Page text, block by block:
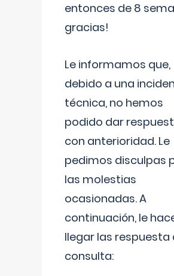
entonces de 8
gracias!
Le informamos que,
debido a una
técnica, no hemos
podido dar
con anterioridad. Le
pedimos disculpas
las molestias
ocasionadas. A
continuación, le
llegar las respuesta
consulta: